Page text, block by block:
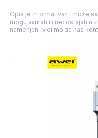
Opis je informativan i može
mogu varirati ili nedostajati u
namenjen. Molimo da nas